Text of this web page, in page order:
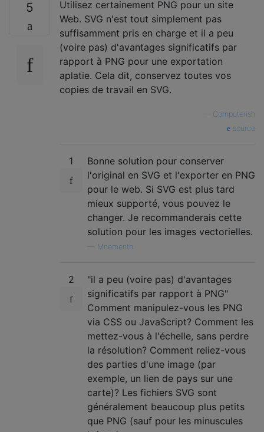
5
Utilisez certainement PNG pour un site
Web. SVG n'est tout simplement pas
suffisamment pris en charge et il a peu
(voire pas) d'avantages significatifs par
rapport à PNG pour une exportation
aplatie. Cela dit, conservez toutes vos
copies de travail en SVG.
Computerish
source
1
Bonne solution pour conserver
l'original en SVG et l'exporter en PNG
pour le web. Si SVG est plus tard
mieux supporté, vous pouvez le
changer. Je recommanderais cette
solution pour les images vectorielles.
Mnementh
2
"il a peu (voire pas) d'avantages
significatifs par rapport à PNG"
Comment manipulez-vous les PNG
via CSS ou JavaScript? Comment les
mettez-vous à l'échelle, sans perdre
la résolution? Comment reliez-vous
des parties d'une image (par
exemple, un lien de pays sur une
carte)? Les fichiers SVG sont
généralement beaucoup plus petits
que PNG (sauf pour les minuscules